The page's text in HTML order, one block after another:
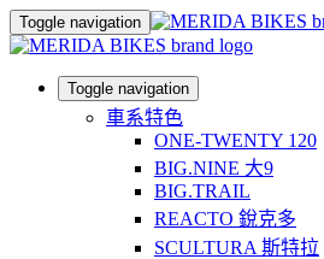
Toggle navigation
Toggle navigation
車系特色
ONE-TWENTY 120
BIG.NINE 大9
BIG.TRAIL
REACTO 銳克多
SCULTURA 斯特拉